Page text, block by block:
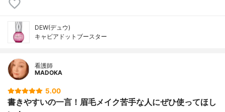
DEW(デュウ)
キャビアドットブースター
看護師
MADOKA
5.00
書きやすいの一言！眉毛メイク苦手な人にぜひ使ってほし